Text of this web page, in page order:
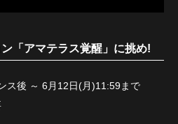
「アマテラス覚醒」に挑め!
ス後 ～ 6月12日(月)11:59まで